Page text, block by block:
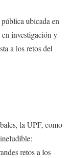
ubicada en
investigación y
a los retos del
la UPF, como
retos a los